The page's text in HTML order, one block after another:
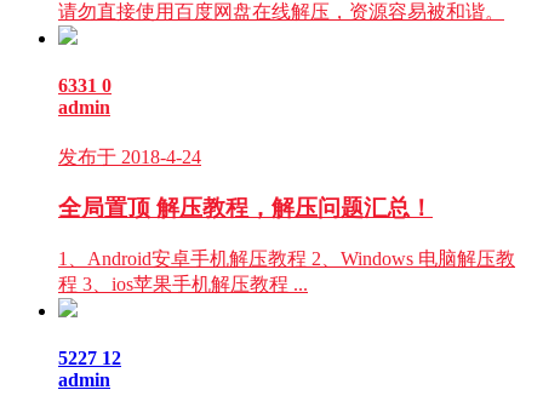
请勿直接使用百度网盘在线解压，资源容易被和谐。
6331 0
admin
发布于 2018-4-24
全局置顶 解压教程，解压问题汇总！
1、Android安卓手机解压教程 2、Windows 电脑解压教
程 3、ios苹果手机解压教程 ...
5227 12
admin